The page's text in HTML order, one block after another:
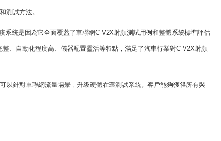
測試方法。
系統是因為它全面覆蓋了車聯網C-V2X射頻測試用例和整體系統標準評估
、自動化程度高、儀器配置靈活等特點，滿足了汽車行業對C-V2X射頻
以針對車聯網流量場景，升級硬體在環測試系統。客戶能夠獲得所有與